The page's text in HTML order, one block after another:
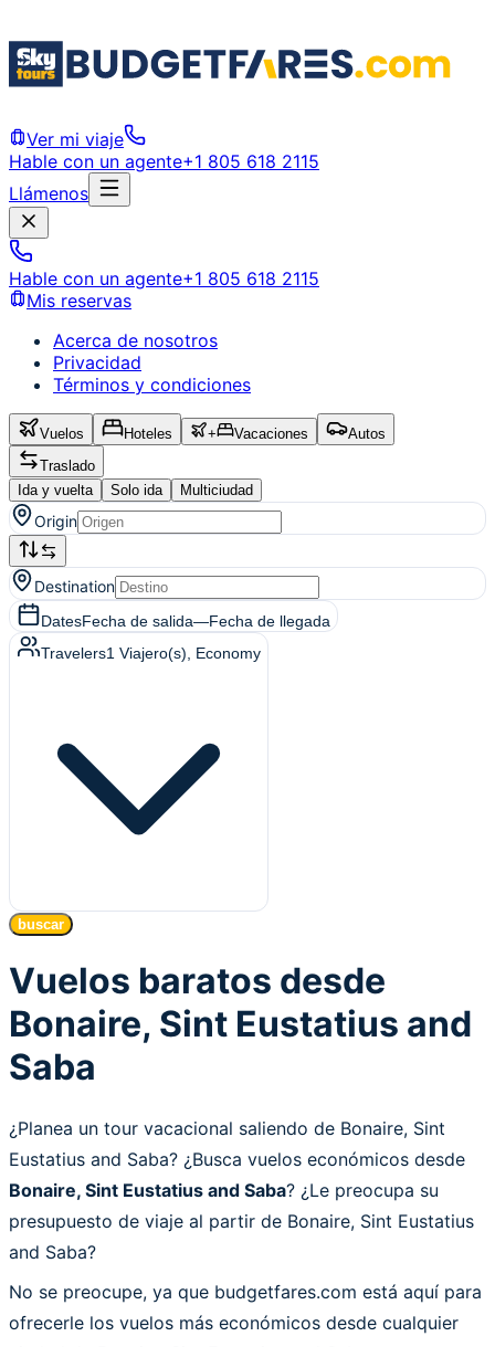
Ver mi viaje
Hable con un agente+1 805 618 2115
Llámenos
Hable con un agente+1 805 618 2115
Mis reservas
Acerca de nosotros
Privacidad
Términos y condiciones
Vuelos Hoteles + Vacaciones
Autos
Traslado
Ida y vuelta
Solo ida Multiciudad
Origin
Destination
DatesFecha de salida—Fecha de llegada
Travelers1 Viajero(s) , Economy
buscar
Vuelos baratos desde
Bonaire, Sint Eustatius and
Saba
¿Planea un tour vacacional saliendo de Bonaire, Sint
Eustatius and Saba? ¿Busca vuelos económicos desde
Bonaire, Sint Eustatius and Saba? ¿Le preocupa su
presupuesto de viaje al partir de Bonaire, Sint Eustatius
and Saba?
No se preocupe, ya que budgetfares.com está aquí para
ofrecerle los vuelos más económicos desde cualquier